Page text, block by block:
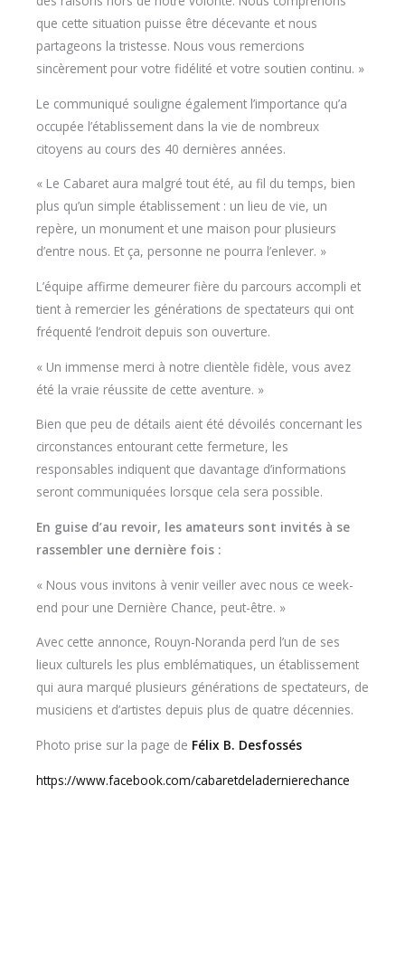
que cette situation puisse être décevante et nous
partageons la tristesse. Nous vous remercions
sincèrement pour votre fidélité et votre soutien continu. »
Le communiqué souligne également l’importance qu’a
occupée l’établissement dans la vie de nombreux
citoyens au cours des 40 dernières années.
« Le Cabaret aura malgré tout été, au fil du temps, bien
plus qu’un simple établissement : un lieu de vie, un
repère, un monument et une maison pour plusieurs
d’entre nous. Et ça, personne ne pourra l’enlever. »
L’équipe affirme demeurer fière du parcours accompli et
tient à remercier les générations de spectateurs qui ont
fréquenté l’endroit depuis son ouverture.
« Un immense merci à notre clientèle fidèle, vous avez
été la vraie réussite de cette aventure. »
Bien que peu de détails aient été dévoilés concernant les
circonstances entourant cette fermeture, les
responsables indiquent que davantage d’informations
seront communiquées lorsque cela sera possible.
En guise d’au revoir, les amateurs sont invités à se
rassembler une dernière fois :
« Nous vous invitons à venir veiller avec nous ce week-
end pour une Dernière Chance, peut-être. »
Avec cette annonce, Rouyn-Noranda perd l’un de ses
lieux culturels les plus emblématiques, un établissement
qui aura marqué plusieurs générations de spectateurs, de
musiciens et d’artistes depuis plus de quatre décennies.
Photo prise sur la page de Félix B. Desfossés
https://www.facebook.com/cabaretdeladernierechance